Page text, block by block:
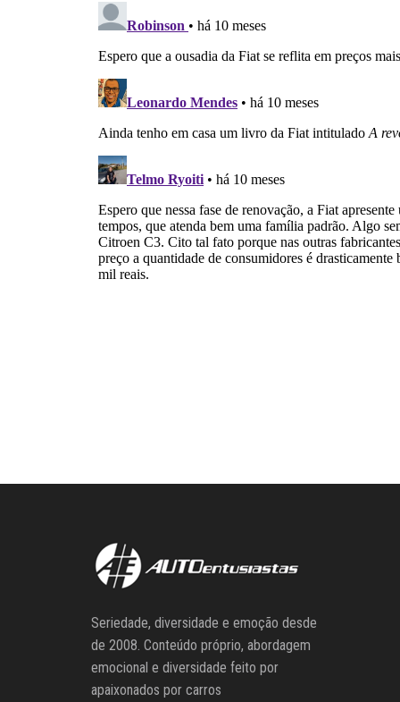
Seriedade, diversidade e emoção desde
de 2008. Conteúdo próprio, abordagem
emocional e diversidade feito por
apaixonados por carros